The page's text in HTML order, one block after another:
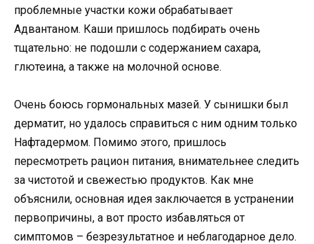
проблемные участки кожи обрабатывает
Адвантаном. Каши пришлось подбирать очень
тщательно: не подошли с содержанием сахара,
глютеина, а также на молочной основе.
Очень боюсь гормональных мазей. У сынишки был
дерматит, но удалось справиться с ним одним только
Нафтадермом. Помимо этого, пришлось
пересмотреть рацион питания, внимательнее следить
за чистотой и свежестью продуктов. Как мне
объяснили, основная идея заключается в устранении
первопричины, а вот просто избавляться от
симптомов – безрезультатное и неблагодарное дело.